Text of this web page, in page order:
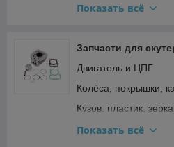
Прочее
Ремкомплекты и
Стартер и сцепление
Топливная система
Фильтры
Шины и цепи для
Показать всё
Запчасти для
Двигатель и ЦПГ
Колёса, покрышки,
Кузов, пластик,
Освещение и
Показать всё